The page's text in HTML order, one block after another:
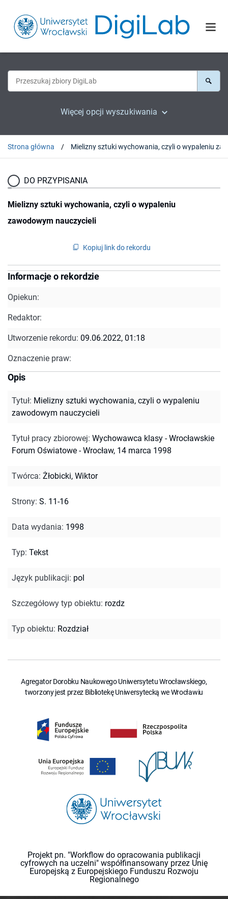
Więcej opcji wyszukiwania
Strona główna
DO PRZYPISANIA
Mielizny sztuki wychowania, czyli o wypaleniu
zawodowym nauczycieli
Kopiuj link do rekordu
Informacje o rekordzie
Opiekun:
Redaktor:
Utworzenie rekordu: 09.06.2022, 01:18
Oznaczenie praw:
Opis
Tytuł: Mielizny sztuki wychowania, czyli o wypaleniu
zawodowym nauczycieli
Tytuł pracy zbiorowej: Wychowawca klasy - Wrocławskie
Forum Oświatowe - Wrocław, 14 marca 1998
Twórca: Żłobicki, Wiktor
Strony: S. 11-16
Data wydania: 1998
Typ: Tekst
Język publikacji: pol
Szczegółowy typ obiektu: rozdz
Typ obiektu: Rozdział
Agregator Dorobku Naukowego Uniwersytetu Wrocławskiego,
tworzony jest przez Bibliotekę Uniwersytecką we Wrocławiu
Projekt pn. "Workflow do opracowania publikacji
cyfrowych na uczelni" współfinansowany przez Unię
Europejską z Europejskiego Funduszu Rozwoju
Regionalnego